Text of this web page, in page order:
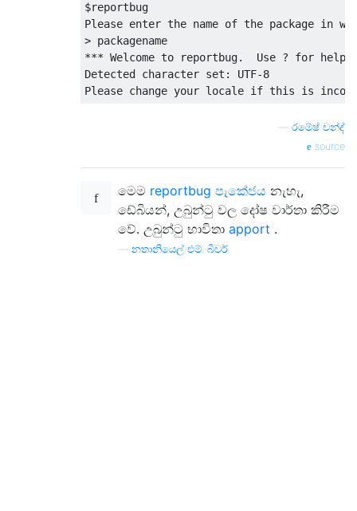
$reportbug
Please enter the name of the package in
> packagename
*** Welcome to reportbug.  Use ? for help
Detected character set: UTF-8
රමේෂ් චන්ද්
source
මෙම reportbug පැකේජය නැහැ,
ඩේබියන්, උබුන්ටු වල දෝෂ වාර්තා කිරීම
වේ. උබුන්ටු භාවිතා apport .
නතානියෙල් එම්. බීවර්